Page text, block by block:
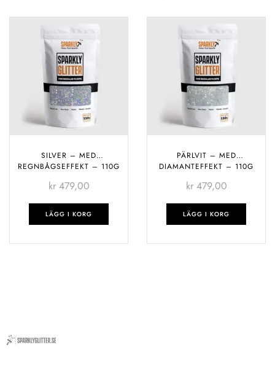
SILVER – MED
REGNBÅGSEFFEKT – 110G
kr479,00
LÄGG I KORG
PÄRLVIT – MED
DIAMANTEFFEKT – 110G
kr479,00
LÄGG I KORG